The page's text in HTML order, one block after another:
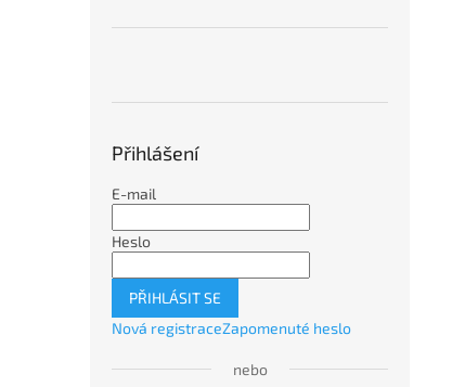
Přihlášení
E-mail
Heslo
PŘIHLÁSIT SE
Nová registraceZapomenuté heslo
nebo